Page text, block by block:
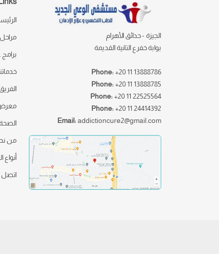
الجيزة - حدائق الأهرام
بوابة خفرع التانية القديمة
Phone:+20 11 13888786
Phone:+20 11 13888785
Phone:+20 11 22525564
Phone:+20 11 24414392
Email:addictioncure2@gmail.com
مراحل
برامج
من
أنواع
اتصل